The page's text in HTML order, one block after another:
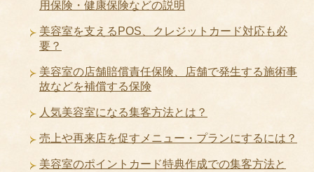
用保険・健康保険などの説明
美容室を支えるPOS、クレジットカード対応も必
要？
美容室の店舗賠償責任保険、店舗で発生する施術事
故などを補償する保険
人気美容室になる集客方法とは？
売上や再来店を促すメニュー・プランにするには？
美容室のポイントカード特典作成での集客方法と